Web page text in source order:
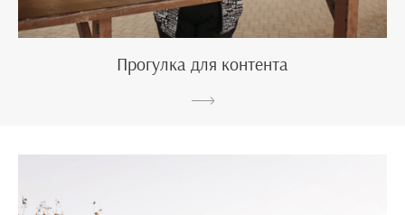
Прогулка для контента